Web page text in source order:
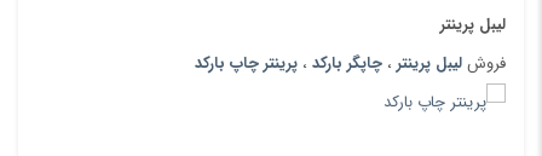
لیبل پرینتر
فروشلیبل پرینتر، چاپگر بارکد ، پرینتر چاپ بارکد